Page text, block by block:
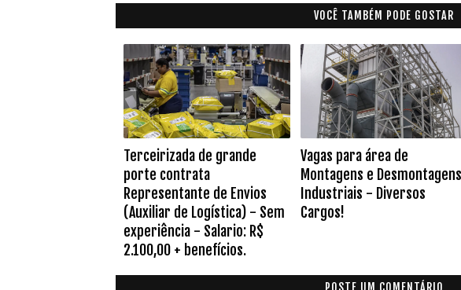
VOCÊ TAMBÉM PODE GOSTAR
Terceirizada de grande
porte contrata
Representante de Envios
(Auxiliar de Logística) - Sem
experiência - Salario: R$
2.100,00 + benefícios.
Vagas para área de
Montagens e Desmontagens
Industriais - Diversos
Cargos!
POSTE UM COMENTÁRIO